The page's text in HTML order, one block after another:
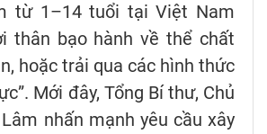
từ 1–14 tuổi tại Việt Nam
thân bạo hành về thể chất
hoặc trải qua các hình thức
Mới đây, Tổng Bí thư, Chủ
nhấn mạnh yêu cầu xây